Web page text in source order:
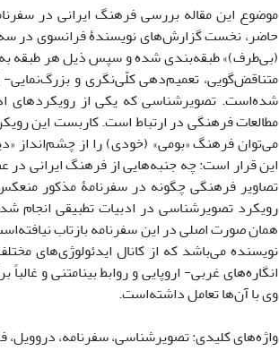
موضوع این مقاله بررسی فرهنگ ایرانی در
حاضر، نخست گزارش‌های نویسندۀ فرانسوی در سه
(بی‌طرف)» طبقه‌بندی شده‌ و سپس ذیل هر طبقه به
متناقض‌گویی، تعمیم‌دهی کلّی‌نگری و
شده‌است. تصویرشناسی که یکی از رویکردهای
مطالعات فرهنگی در ارتباط است. کاربست این
می‌توان فرهنگ «بومی» (خودی) را از چشم‌انداز
این قرار است: چه جنبه‌هایی از فرهنگ ایرانی
تصاویر فرهنگی چگونه در سفرنامۀ مذکور
رویکرد تصویرشناسی در ادبیات تطبیقی انجام
همان صورت اصلی در این سفرنامه بازتاب
نویسنده می‌باشد که از کانال ایدئولوژی‌های
انگاره‌های غربی- اروپایی و روابط بینامتنی و
وی با آن‌ها تعامل داشته‌است.
واژه‌های کلیدی: تصویرشناسی، سفرنامه، دروویل،